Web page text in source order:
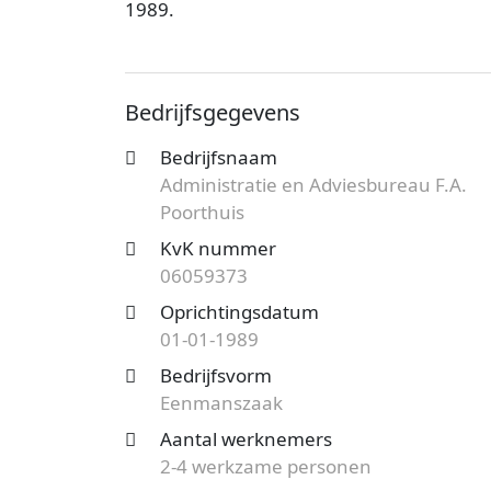
1989.
Eenmanszaak en de vestiging telt 2
Op zoek naar een accountantskantoor
mogelijkheden?
Start nu je gratis
het aanbod en bespaar op de kosten!
Bedrijfsgegevens
Bedrijfsnaam
Administratie en Adviesbureau F.A.
Poorthuis
KvK nummer
06059373
Oprichtingsdatum
01-01-1989
Bedrijfsvorm
Eenmanszaak
Aantal werknemers
2-4 werkzame personen